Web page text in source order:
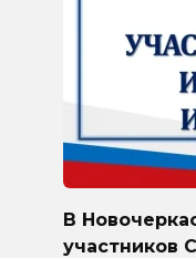
В
участников